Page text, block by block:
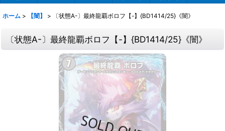
ホーム > 【闇】 > 〔状態A-〕最終龍覇ボロフ【-】{BD1414/25}《闇》
〔状態A-〕最終龍覇ボロフ【-】{BD1414/25}《闇》